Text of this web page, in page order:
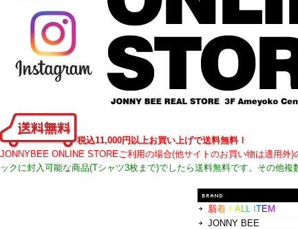
税込11,000円以上お買い上げで送料無料！
JONNYBEE ONLINE STOREご利用の場合(他サイトのお買い物は適用
ックに封入可能な商品(Tシャツ3枚まで)でしたら送料無料です。その他複
新着 ！ ALL TEM
JONNY BEE